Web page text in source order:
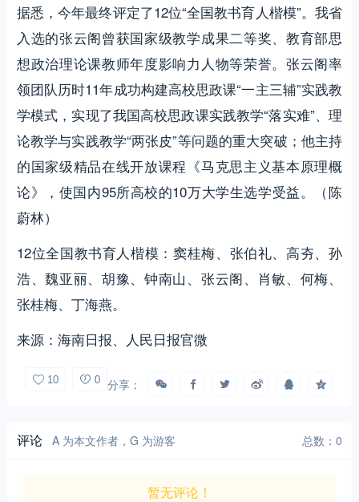
据悉，今年最终评定了12位“全国教书育人楷模”。我省
入选的张云阁曾获国家级教学成果二等奖、教育部思
想政治理论课教师年度影响力人物等荣誉。张云阁率
领团队历时11年成功构建高校思政课“一主三辅”实践教
学模式，实现了我国高校思政课实践教学“落实难”、理
论教学与实践教学“两张皮”等问题的重大突破；他主持
的国家级精品在线开放课程《马克思主义基本原理概
论》，使国内95所高校的10万大学生选学受益。（陈
蔚林）
12位全国教书育人楷模：窦桂梅、张伯礼、高夯、孙
浩、魏亚丽、胡豫、钟南山、张云阁、肖敏、何梅、
张桂梅、丁海燕。
来源：海南日报、人民日报官微
10 0 分享：
评论 A 为本文作者，G 为游客 总数：0
暂无评论！